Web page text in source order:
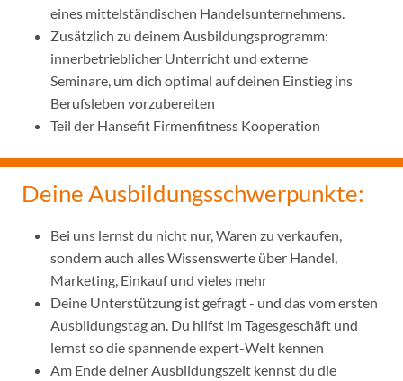
eines mittelständischen Handelsunternehmens.
Zusätzlich zu deinem Ausbildungsprogramm:
innerbetrieblicher Unterricht und externe
Seminare, um dich optimal auf deinen Einstieg ins
Berufsleben vorzubereiten
Teil der Hansefit Firmenfitness Kooperation
Deine Ausbildungsschwerpunkte:
Bei uns lernst du nicht nur, Waren zu verkaufen,
sondern auch alles Wissenswerte über Handel,
Marketing, Einkauf und vieles mehr
Deine Unterstützung ist gefragt - und das vom ersten
Ausbildungstag an. Du hilfst im Tagesgeschäft und
lernst so die spannende expert-Welt kennen
Am Ende deiner Ausbildungszeit kennst du die